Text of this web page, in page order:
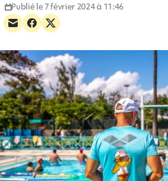
Publié le 7 février 2024 à 11:46